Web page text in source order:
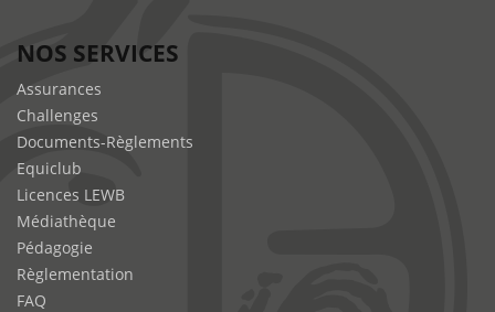
NOS SERVICES
Assurances
Challenges
Documents-Règlements
Equiclub
Licences LEWB
Médiathèque
Pédagogie
Règlementation
FAQ